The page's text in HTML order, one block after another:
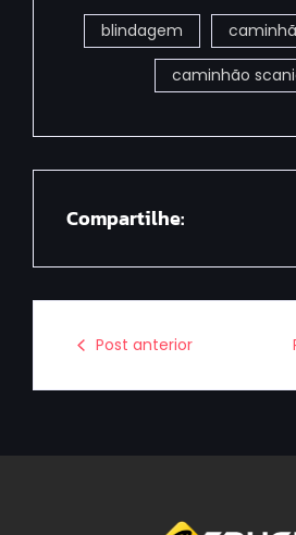
blindagem
caminhão
Compartilhe:
Post anterior